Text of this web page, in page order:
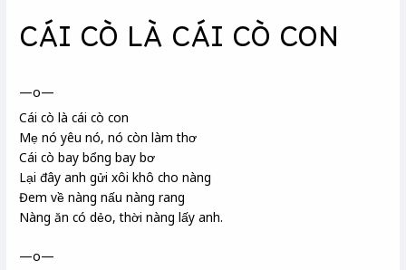
CÁI CÒ LÀ CÁI CÒ CON
—o—
Cái cò là cái cò con
Mẹ nó yêu nó, nó còn làm thơ
Cái cò bay bổng bay bơ
Lại đây anh gửi xôi khô cho nàng
Đem về nàng nấu nàng rang
Nàng ăn có dẻo, thời nàng lấy anh.
—o—